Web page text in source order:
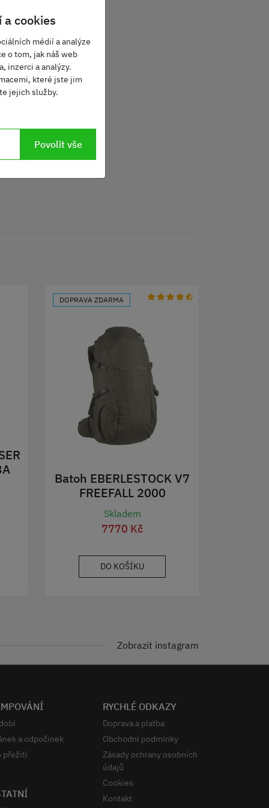
DOPRAVA ZDARMA
Batoh EBERLESTOCK V7
FREEFALL 2000
MILITARY GREEN
Skladem
7770 Kč
DO KOŠÍKU
Zobrazit instagram
a odpočinek
přežití
RYCHLÉ ODKAZY
Doprava a platba
Obchodní podmínky
Zásady ochrany osobních
údajů
Cookies
Kontakt
cookies
médií a analýze
o tom, jak náš web
inzerci a analýzy.
které jste jim
jejich služby.
Povolit vše